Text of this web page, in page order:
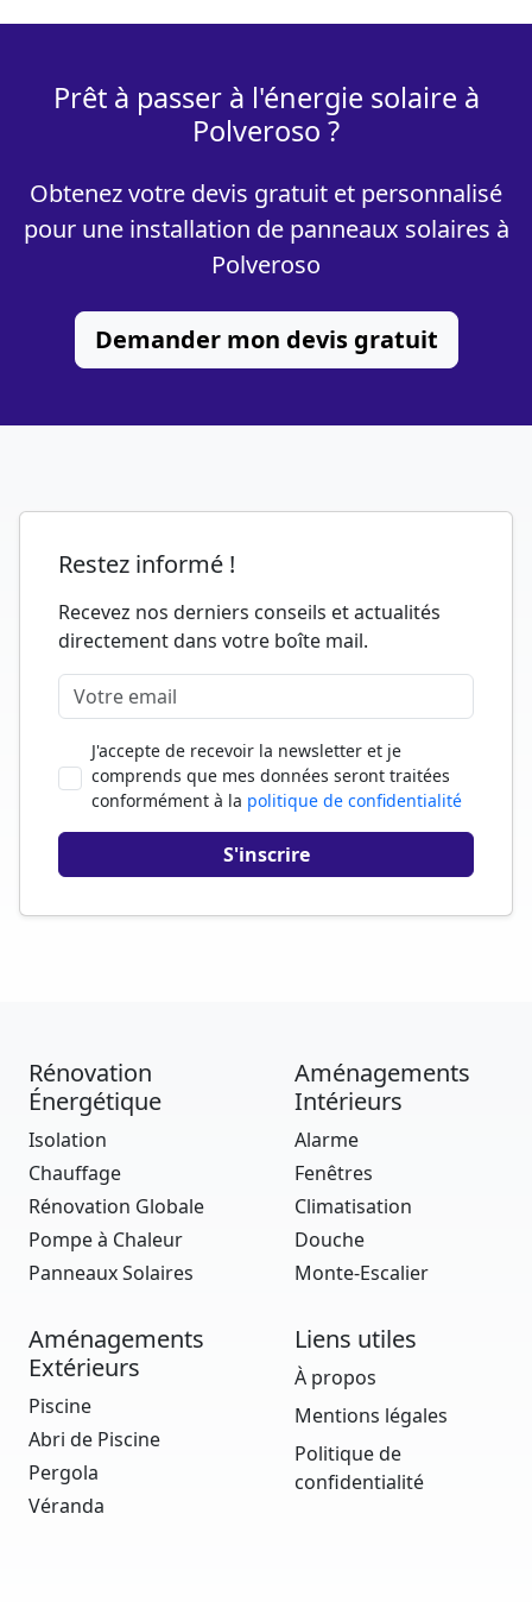
Prêt à passer à l'énergie solaire à
Polveroso ?
Obtenez votre devis gratuit et personnalisé
pour une installation de panneaux solaires à
Polveroso
Demander mon devis gratuit
Restez informé !
Recevez nos derniers conseils et actualités
directement dans votre boîte mail.
J'accepte de recevoir la newsletter et je
comprends que mes données seront traitées
conformément à la politique de confidentialité
Rénovation
Énergétique
Isolation
Chauffage
Rénovation Globale
Pompe à Chaleur
Panneaux Solaires
Aménagements
Intérieurs
Alarme
Fenêtres
Climatisation
Douche
Monte-Escalier
Aménagements
Extérieurs
Piscine
Abri de Piscine
Pergola
Véranda
Liens utiles
À propos
Mentions légales
Politique de
confidentialité